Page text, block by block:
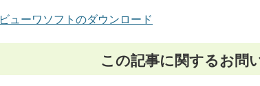
ビューワソフトのダウンロード
この記事に関するお問